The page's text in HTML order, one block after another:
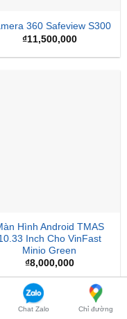
360 Safeview S300
₫11,500,000
Hình Android TMAS
Inch Cho VinFast
Minio Green
₫8,000,000
Chat Zalo Chỉ đường